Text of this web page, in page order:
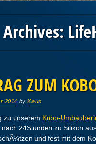
ZUM
2014 byKlaus
zu unserem Kobo-
nach 24Stunden zu Silikon
und fest mit dem